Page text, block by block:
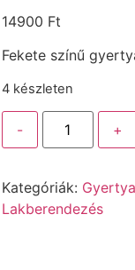
14900 Ft
Fekete színű
4 készleten
- +
Kategóriák:
Lakberendezés